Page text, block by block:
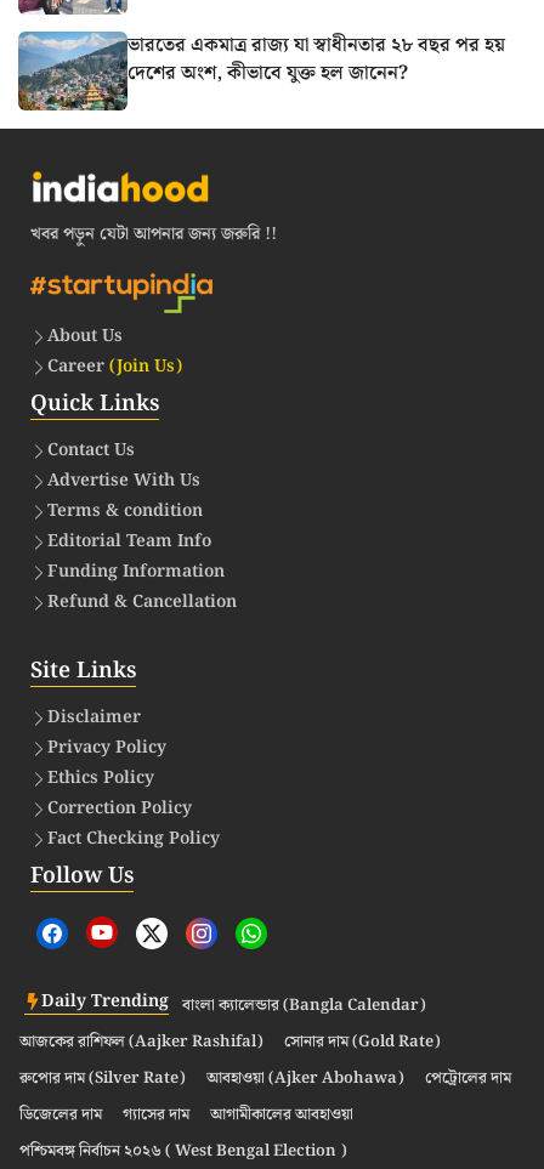
ভারতের একমাত্র রাজ্য যা স্বাধীনতার ২৮ বছর পর হয়
দেশের অংশ, কীভাবে যুক্ত হল জানেন?
খবর পড়ুন যেটা আপনার জন্য জরুরি !!
About Us
Career(Join Us)
Quick Links
Contact Us
Advertise With Us
Terms & condition
Editorial Team Info
Funding Information
Refund & Cancellation
Site Links
Disclaimer
Privacy Policy
Ethics Policy
Correction Policy
Fact Checking Policy
Follow Us
Daily Trending বাংলা ক্যালেন্ডার (Bangla Calendar)
আজকের রাশিফল (Aajker Rashifal)
সোনার দাম (Gold Rate)
রুপোর দাম (Silver Rate)
আবহাওয়া (Ajker Abohawa)
পেট্রোলের দাম
ডিজেলের দাম
গ্যাসের দাম
আগামীকালের আবহাওয়া
পশ্চিমবঙ্গ নির্বাচন ২০২৬ ( West Bengal Election )